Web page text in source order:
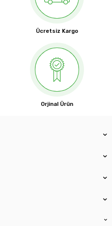
Ücretsiz Kargo
Orjinal Ürün